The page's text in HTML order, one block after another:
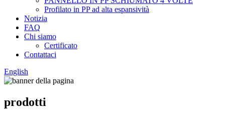
Profilato in PP ad alta espansività
Notizia
FAQ
Chi siamo
Certificato
Contattaci
English
prodotti